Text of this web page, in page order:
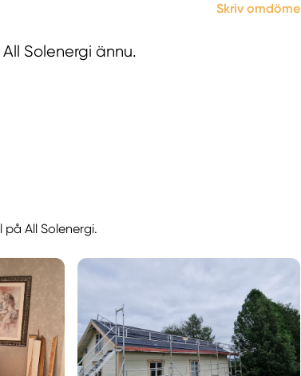
Skriv omdöme
Solenergi ännu.
All Solenergi.